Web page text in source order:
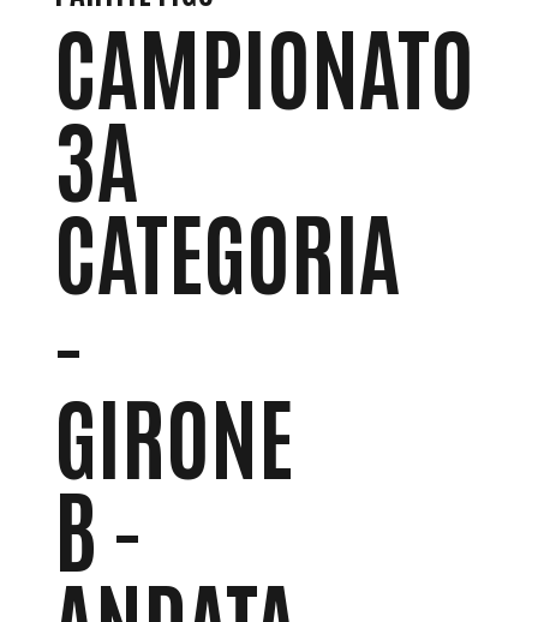
CAMPIONATO
3A
CATEGORIA
-
GIRONE
B -